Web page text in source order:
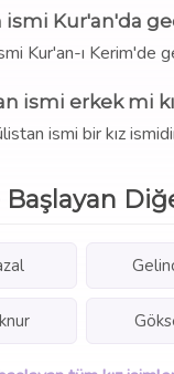
ismi Kur'an'da
Kur'an-ı Kerim'de
ismi erkek mi
ismi bir kız
Başlayan